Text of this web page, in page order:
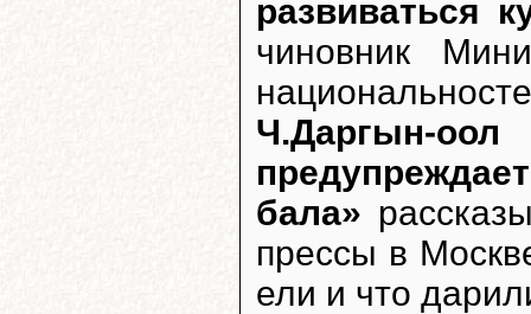
развиваться
чиновник
Ч.Даргын-
бала»
прессы в
ели и что